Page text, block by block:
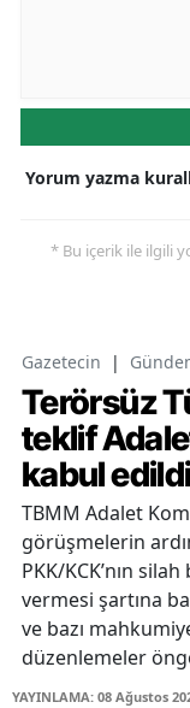
Yorum yazma
* Bu içerik ile ilgili
Gazetecin |
Terörsüz
teklif
kabul edildi
TBMM Adalet
görüşmelerin
PKK/KCK’nın
vermesi şartına
ve bazı
düzenlemeler
YAYINLAMA: 08 Ağustos